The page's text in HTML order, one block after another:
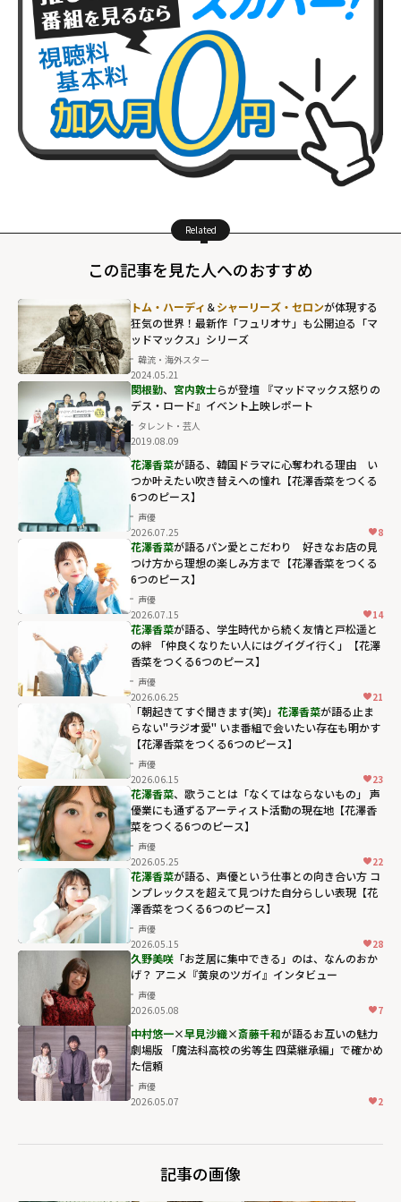
Related
この記事を見た人へのおすすめ
トム・ハーディ ＆シャーリーズ・セロンが体現する
狂気の世界！最新作「フュリオサ」も公開迫る「マ
ッドマックス」シリーズ
韓流・海外スター
2024.05.21
関根勤、 宮内敦士らが登壇 『マッドマックス怒りの
デス・ロード』イベント上映レポート
タレント・芸人
2019.08.09
花澤香菜が語る、韓国ドラマに心奪われる理由 い
つか叶えたい吹き替えへの憧れ【花澤香菜をつくる
6つのピース】
声優
2026.07.25
8
花澤香菜が語るパン愛とこだわり 好きなお店の見
つけ方から理想の楽しみ方まで【花澤香菜をつくる
6つのピース】
声優
2026.07.15
14
花澤香菜が語る、学生時代から続く友情と戸松遥と
の絆 「仲良くなりたい人にはグイグイ行く」【花澤
香菜をつくる6つのピース】
声優
2026.06.25
21
「朝起きてすぐ聞きます(笑)」 花澤香菜が語る止ま
らない"ラジオ愛" いま番組で会いたい存在も明かす
【花澤香菜をつくる6つのピース】
声優
2026.06.15
23
花澤香菜、歌うことは「なくてはならないもの」 声
優業にも通ずるアーティスト活動の現在地【花澤香
菜をつくる6つのピース】
声優
2026.05.25
22
花澤香菜が語る、声優という仕事との向き合い方 コ
ンプレックスを超えて見つけた自分らしい表現【花
澤香菜をつくる6つのピース】
声優
2026.05.15
28
久野美咲 「お芝居に集中できる」のは、なんのおか
げ？ アニメ『黄泉のツガイ』インタビュー
声優
2026.05.08
7
中村悠一×早見沙織×斎藤千和が語るお互いの魅力
劇場版 「魔法科高校の劣等生 四葉継承編」で確かめ
た信頼
声優
2026.05.07
2
記事の画像